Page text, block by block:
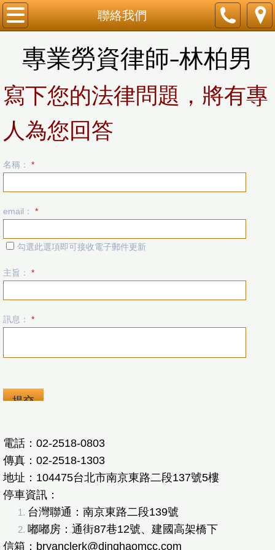
聯絡我們
關於我們
勞資爭議
勞健保怎麼保？
就業保險
試用期
職業災害
被迫簽自願離職
非法資遣
資遣費計算
勞工請假規定
退休金
貨款時效
聯絡我們
專業勞資律師-林柏男
寫下您的法律問題，將有專
人為您回答
名稱： *
email： *
勾選此選項即可接收電子郵件更新
主旨： *
訊息： *
電話：02-2518-0803
傳真：02-2518-1303
地址：104475台北市南京東路二段137號5樓
停車資訊：
台灣聯通：南京東路二段139號
嘟嘟房：通街87巷12號、建國高架橋下
​信箱：bryanclerk@dinghaomcc.com